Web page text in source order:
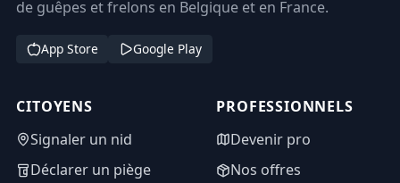
de guêpes et frelons en Belgique et en France.
App Store Google Play
CITOYENS
Signaler un nid
Déclarer un piège
PROFESSIONNELS
Devenir pro
Nos offres